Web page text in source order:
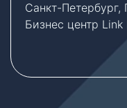
Санкт-Петербург,
Бизнес центр